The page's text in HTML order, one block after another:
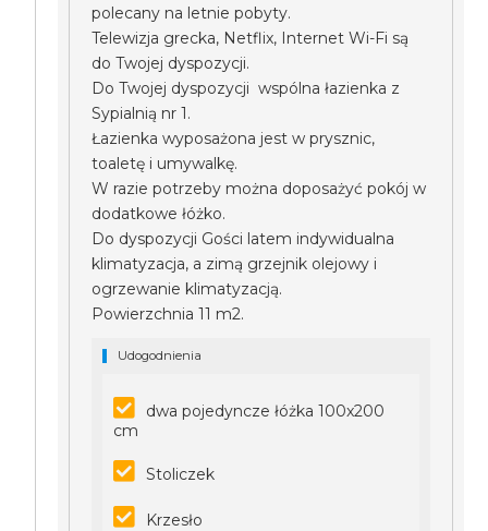
polecany na letnie pobyty.
Telewizja grecka, Netflix, Internet Wi-Fi są
do Twojej dyspozycji.
Do Twojej dyspozycji wspólna łazienka z
Sypialnią nr 1.
Łazienka wyposażona jest w prysznic,
toaletę i umywalkę.
W razie potrzeby można doposażyć pokój w
dodatkowe łóżko.
Do dyspozycji Gości latem indywidualna
klimatyzacja, a zimą grzejnik olejowy i
ogrzewanie klimatyzacją.
Powierzchnia 11 m2.
Udogodnienia
dwa pojedyncze łóżka 100x200
cm
Stoliczek
Krzesło